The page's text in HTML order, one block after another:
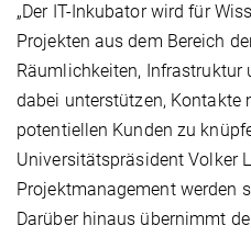
„Der IT-Inkubator wird für
Projekten aus dem Bereich
Räumlichkeiten, Infrastruktur
dabei unterstützen, Kontakte
potentiellen Kunden zu
Universitätspräsident Volker
Projektmanagement werden
Darüber hinaus übernimmt